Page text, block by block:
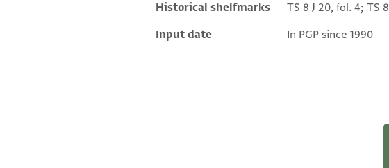
Historical shelfmarks
TS 8 J 20, fol. 4; TS
Input date
In PGP since 1990